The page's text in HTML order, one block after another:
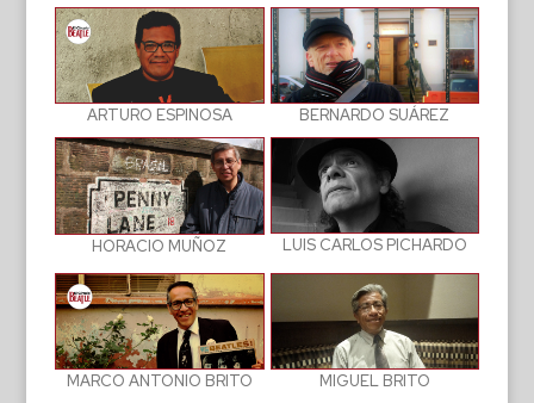
ARTURO ESPINOSA BERNARDO SUÁREZ
HORACIO MUÑOZ LUIS CARLOS PICHARDO
MARCO ANTONIO BRITO MIGUEL BRITO